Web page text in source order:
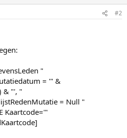
#2
"
= '" &
& "', "
= Null "
Kaartcode='"